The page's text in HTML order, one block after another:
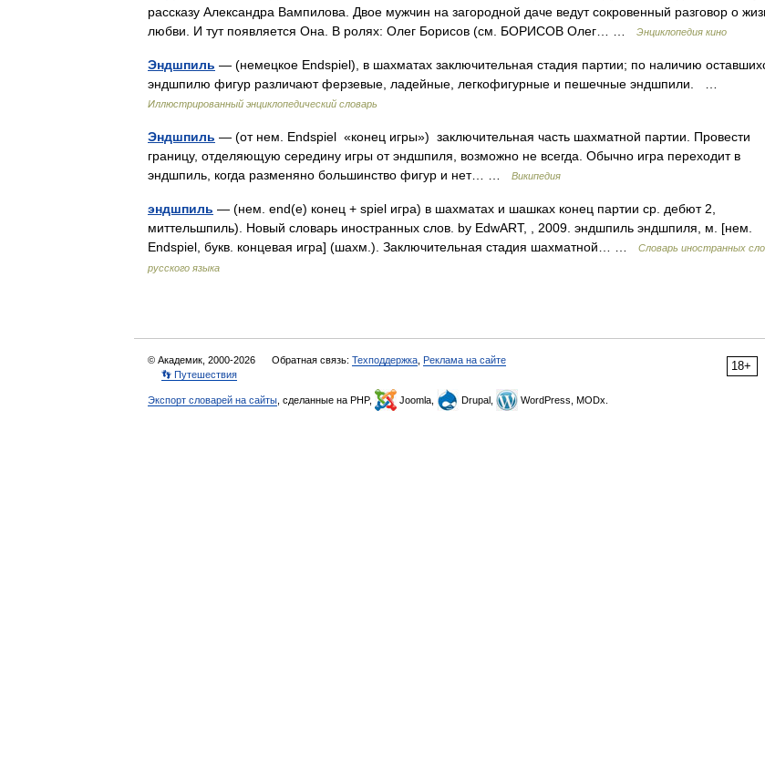
рассказу Александра Вампилова. Двое мужчин на загородной даче ведут сокровенный разговор о
любви. И тут появляется Она. В ролях: Олег Борисов (см. БОРИСОВ Олег… …
Энциклопедия кино
Эндшпиль — (немецкое Endspiel), в шахматах заключительная стадия партии; по наличию
эндшпилю фигур различают ферзевые, ладейные, легкофигурные и пешечные эндшпили. …
Иллюстрированный энциклопедический словарь
Эндшпиль — (от нем. Endspiel «конец игры») заключительная часть шахматной партии. Провести
границу, отделяющую середину игры от эндшпиля, возможно не всегда. Обычно игра переходит в
эндшпиль, когда разменяно большинство фигур и нет… …
Википедия
эндшпиль — (нем. end(e) конец + spiel игра) в шахматах и шашках конец партии ср. дебют 2,
миттельшпиль). Новый словарь иностранных слов. by EdwART, , 2009. эндшпиль эндшпиля, м. [нем.
Endspiel, букв. концевая игра] (шахм.). Заключительная стадия шахматной… …
Словарь иностранных
русского языка
18+
© Академик, 2000-2026 Обратная связь: Техподдержка Реклама на сайте
👣 Путешествия
Экспорт словарей на сайты , сделанные на PHP, Joomla, Drupal, WordPress, MODx.